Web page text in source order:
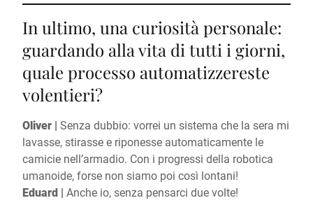
In ultimo, una curiosità personale:
guardando alla vita di tutti i giorni,
quale processo automatizzereste
volentieri?
Oliver | Senza dubbio: vorrei un sistema che la sera mi
lavasse, stirasse e riponesse automaticamente le
camicie nell’armadio. Con i progressi della robotica
umanoide, forse non siamo poi così lontani!
Eduard | Anche io, senza pensarci due volte!